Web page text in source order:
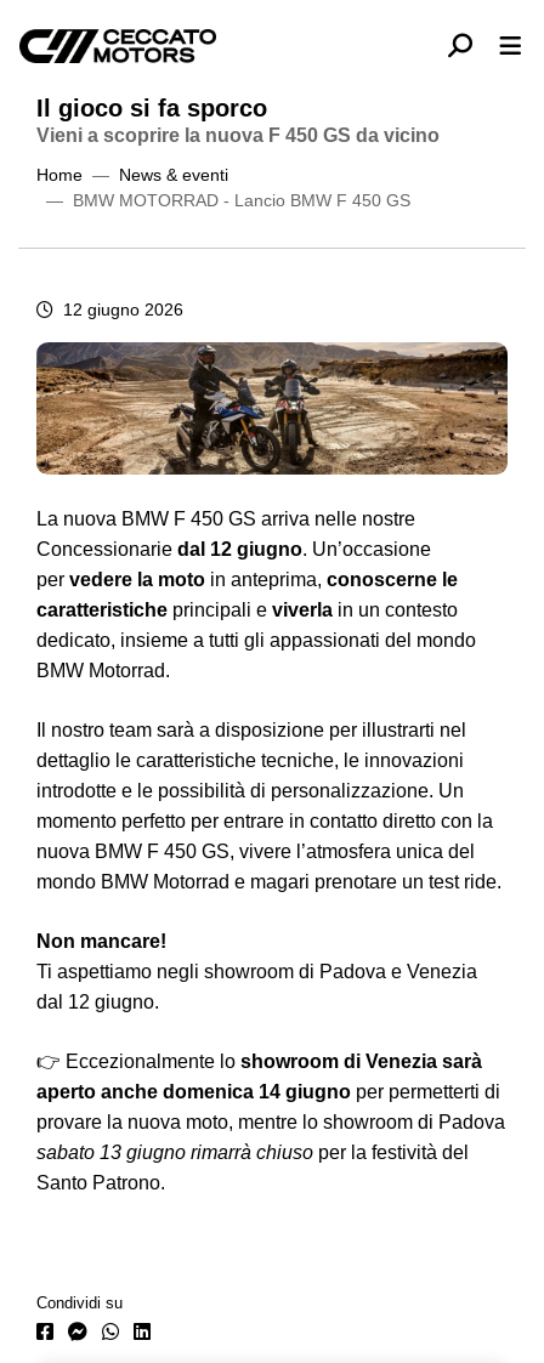
Il gioco si fa sporco
Vieni a scoprire la nuova F 450 GS da vicino
Home
News & eventi
BMW MOTORRAD - Lancio BMW F 450 GS
12 giugno 2026
La nuova BMW F 450 GS arriva nelle nostre
Concessionarie dal 12 giugno. Un’occasione
per vedere la moto in anteprima, conoscerne le
caratteristiche principali e viverla in un contesto
dedicato, insieme a tutti gli appassionati del mondo
BMW Motorrad.
Il nostro team sarà a disposizione per illustrarti nel
dettaglio le caratteristiche tecniche, le innovazioni
introdotte e le possibilità di personalizzazione. Un
momento perfetto per entrare in contatto diretto con la
nuova BMW F 450 GS, vivere l’atmosfera unica del
mondo BMW Motorrad e magari prenotare un test ride.
Non mancare!
Ti aspettiamo negli showroom di Padova e Venezia
dal 12 giugno.
👉 Eccezionalmente lo showroom di Venezia sarà
aperto anche domenica 14 giugno per permetterti di
provare la nuova moto, mentre lo showroom di Padova
sabato 13 giugno rimarrà chiuso per la festività del
Santo Patrono.
Condividi su